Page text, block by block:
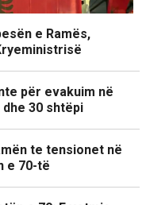
e Ramës,
për evakuim në
30 shtëpi
te tensionet në
e 70-të